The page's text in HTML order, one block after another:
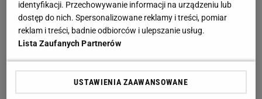
identyfikacji. Przechowywanie informacji na urządzeniu lub
dostęp do nich. Spersonalizowane reklamy i treści, pomiar
reklam i treści, badnie odbiorców i ulepszanie usług.
Lista Zaufanych Partnerów
USTAWIENIA ZAAWANSOWANE